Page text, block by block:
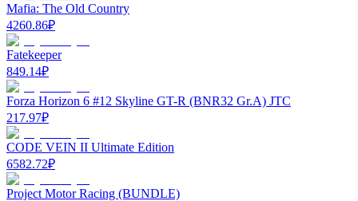
Mafia: The Old Country
4260.86₽
Fatekeeper
849.14₽
Forza Horizon 6 #12 Skyline GT-R (BNR32 Gr.A) JTC
217.97₽
CODE VEIN II Ultimate Edition
6582.72₽
Project Motor Racing (BUNDLE)